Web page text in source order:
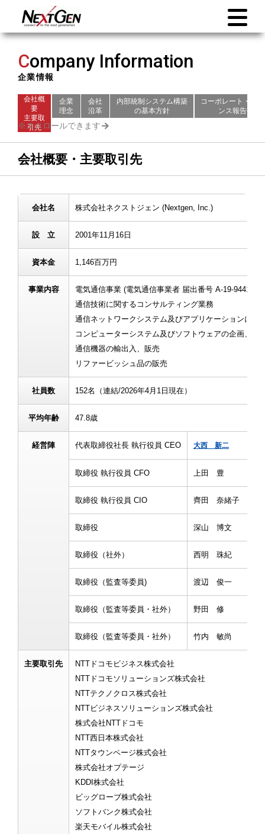
Company Information
企業情報
会社概
要
主要取
引先
企業
理念
会社
沿革
内部統制システム構築
の基本方針
コーポレート・ガ
ンス報告書
会社概要・主要取引先
会社名 株式会社ネクストジェン (Nextgen, Inc.)
設 立 2001年11月16日
資本金 1,146百万円
事業内容
電気通信事業 (電気通信事業者 届出番号 A-19-9441)
通信技術に関するコンサルティング業務
通信ネットワークシステム及びアプリケーションに
コンピューターシステム及びソフトウェアの企画、開
通信機器の輸出入、販売
リファービッシュ品の販売
社員数 152名（連結/2026年4月1日現在）
平均年齢 47.8歳
経営陣 代表取締役社長 執行役員 CEO 大西 新二
取締役 執行役員 CFO 上田 豊
取締役 執行役員 CIO 齊田 奈緒子
取締役 深山 博文
取締役（社外） 西明 珠紀
取締役（監査等委員) 渡辺 俊一
取締役（監査等委員・社外） 野田 修
取締役（監査等委員・社外） 竹内 敏尚
主要取引先
NTTドコモビジネス株式会社
NTTドコモソリューションズ株式会社
NTTテクノクロス株式会社
NTTビジネスソリューションズ株式会社
株式会社NTTドコモ
NTT西日本株式会社
NTTタウンページ株式会社
株式会社オプテージ
KDDI株式会社
ビッグローブ株式会社
ソフトバンク株式会社
楽天モバイル株式会社